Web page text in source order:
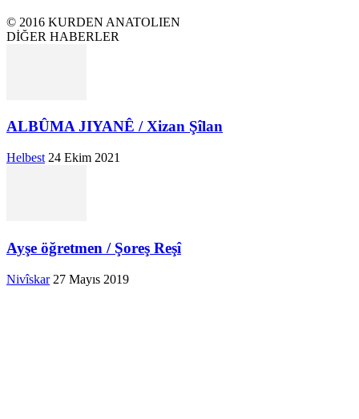
© 2016 KURDEN ANATOLIEN
DİĞER HABERLER
ALBÛMA JIYANÊ / Xizan Şîlan
Helbest 24 Ekim 2021
Ayşe öğretmen / Şoreş Reşî
Nivîskar 27 Mayıs 2019